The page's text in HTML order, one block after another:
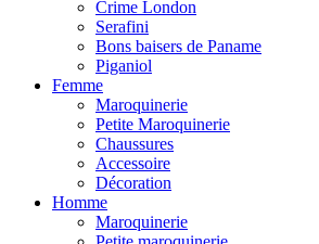
Crime London
Serafini
Bons baisers de Paname
Piganiol
Femme
Maroquinerie
Petite Maroquinerie
Chaussures
Accessoire
Décoration
Homme
Maroquinerie